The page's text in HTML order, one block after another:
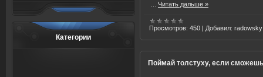
Категории
Читать дальше »
Просмотров: 450 | Добавил:
Поймай толстуху, если сможешь